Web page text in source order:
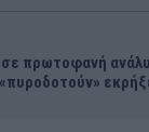
πρωτοφανή